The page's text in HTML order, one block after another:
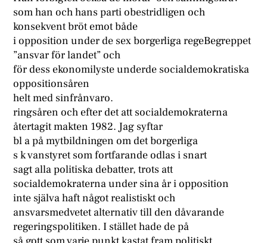
som han och hans parti obestridligen och
konsekvent bröt emot både
i opposition under de sex borgerliga regeBegreppet
”ansvar för landet” och
för dess ekonomilyste underde socialdemokratiska
oppositionsåren
helt med sinfrånvaro.
ringsåren och efter det att socialdemokraterna
återtagit makten 1982. Jag syftar
bl a på mytbildningen om det borgerliga
s k vanstyret som fortfarande odlas i snart
sagt alla politiska debatter, trots att
socialdemokraterna under sina år i opposition
inte själva haft något realistiskt och
ansvarsmedvetet alternativ till den dåvarande
regeringspolitiken. I stället hade de på